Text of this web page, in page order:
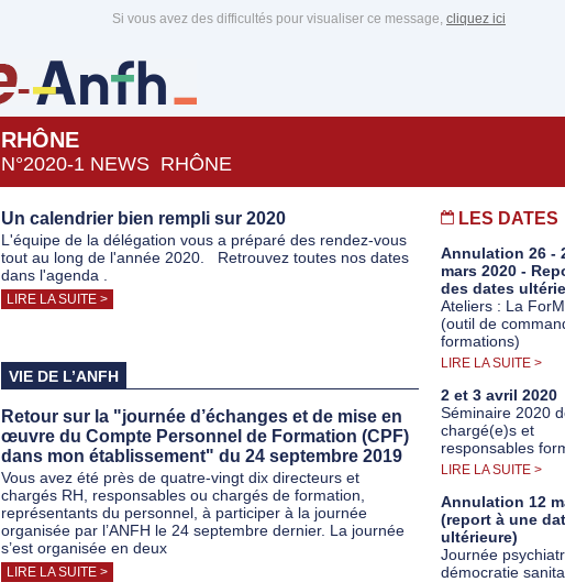
Si vous avez des difficultés pour visualiser ce message, cliquez ici
RHÔNE
N°2020-1 NEWS RHÔNE
Un calendrier bien rempli sur 2020
L'équipe de la délégation vous a préparé des rendez-vous
tout au long de l'année 2020. Retrouvez toutes nos dates
dans l'agenda .
LIRE LA SUITE >
VIE DE L’ANFH
Retour sur la "journée d’échanges et de mise en
œuvre du Compte Personnel de Formation (CPF)
dans mon établissement" du 24 septembre 2019
Vous avez été près de quatre-vingt dix directeurs et
chargés RH, responsables ou chargés de formation,
représentants du personnel, à participer à la journée
organisée par l’ANFH le 24 septembre dernier. La journée
s’est organisée en deux
LIRE LA SUITE >
LES DATES
Annulation 26 -
mars 2020 -
des dates
Ateliers : La
(outil de
formations)
LIRE LA SUITE >
2 et 3 avril 2020
Séminaire 2020
chargé(e)s et
responsables
LIRE LA SUITE >
Annulation 12
(report à une
ultérieure)
Journée
démocratie